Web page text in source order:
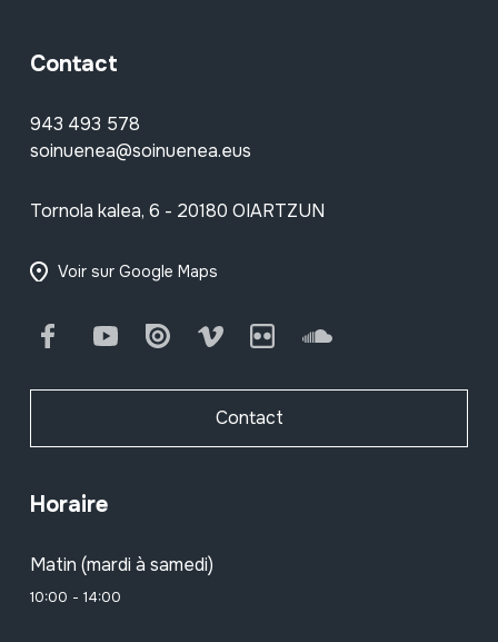
Contact
943 493 578
soinuenea@soinuenea.eus
Tornola kalea, 6 - 20180 OIARTZUN
Voir sur Google Maps
FacebookYoutube Issuu Vimeo Flickr SoundCloud
Contact
Horaire
Matin (mardi à samedi)
10:00 - 14:00